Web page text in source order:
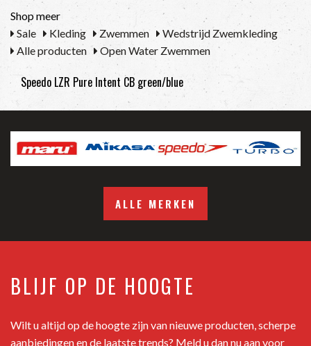
Shop meer
Sale
Kleding Zwemmen
Wedstrijd Zwemkleding
Alle producten
Open Water Zwemmen
Speedo LZR Pure Intent CB green/blue
ALLE MERKEN
BLIJF OP DE HOOGTE
Wilt u altijd op de hoogte zijn van nieuwe producten, scherpe
aanbiedingen en de laatste trends? Meld u dan nu aan voor